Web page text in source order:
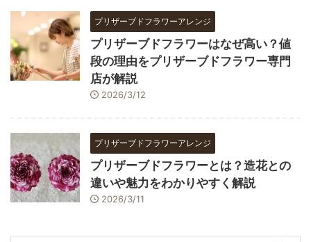
プリザーブドフラワーアレンジ
プリザーブドフラワーはなぜ高い？値
段の理由をプリザーブドフラワー専門
店が解説
2026/3/12
プリザーブドフラワーアレンジ
プリザーブドフラワーとは？造花との
違いや魅力をわかりやすく解説
2026/3/11